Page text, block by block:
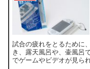
試合の疲れをとるために
き、露天風呂や、壷風呂
でゲームやビデオが見ら